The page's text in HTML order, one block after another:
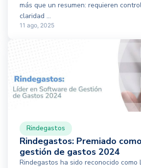
más que un resumen: requieren
claridad ...
11 ago, 2025
Rindegastos
Rindegastos: Premiado
gestión de gastos 2024
Rindegastos ha sido reconocido como